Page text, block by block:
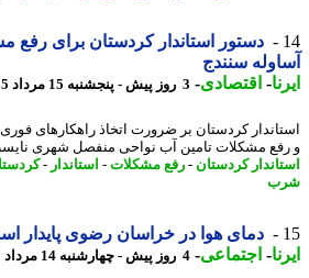
دستور استاندار کردستان برای رفع
سنندج
-اقتصادی-3 روز پیش - پنجشنبه 15 مرداد 1405، 10:15
کردستان بر ضرورت اتخاذ راهکارهای
مشکلات تامین آب نواحی منفصل شهری نایسر و
کردستان-رفع مشکلات-استاندار-کردستان-
دمای هوا در خراسان رضوی پایدار است
-اجتماعی-4 روز پیش - چهارشنبه 14 مرداد 1405، 12:50